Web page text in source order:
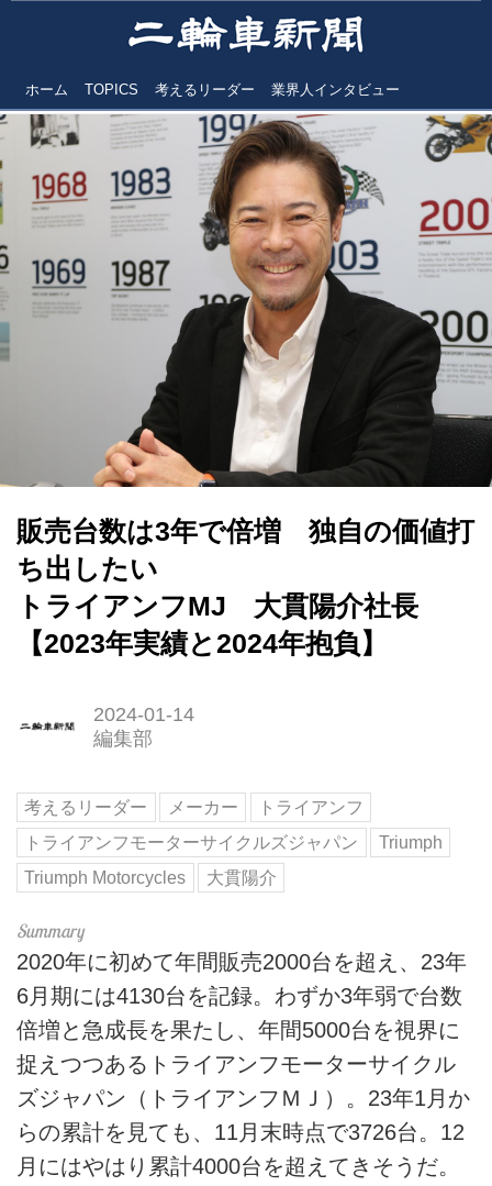
ホーム TOPICS 考えるリーダー 業界人インタビュー
販売台数は3年で倍増 独自の価値打
ち出したい
トライアンフMJ 大貫陽介社長
【2023年実績と2024年抱負】
2024-01-14
編集部
考えるリーダー メーカー
トライアンフ
トライアンフモーターサイクルズジャパン
Triumph
Triumph Motorcycles
大貫陽介
2020年に初めて年間販売2000台を超え、23年
6月期には4130台を記録。わずか3年弱で台数
倍増と急成長を果たし、年間5000台を視界に
捉えつつあるトライアンフモーターサイクル
ズジャパン（トライアンフＭＪ）。23年1月か
らの累計を見ても、11月末時点で3726台。12
月にはやはり累計4000台を超えてきそうだ。